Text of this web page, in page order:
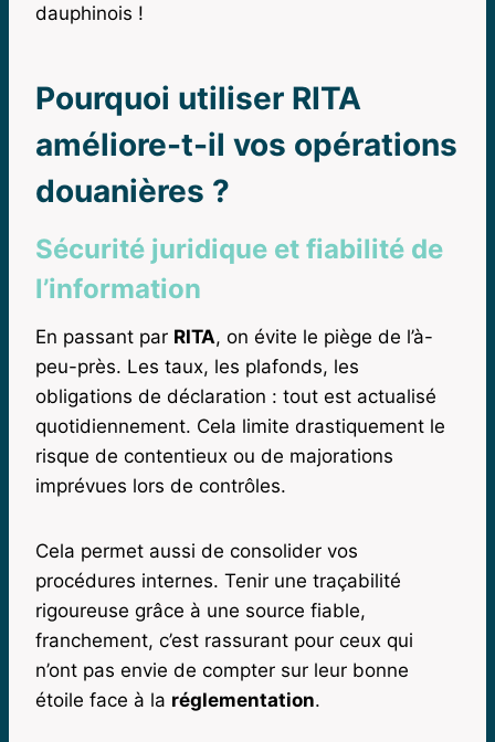
dauphinois !
Pourquoi utiliser RITA
améliore-t-il vos opérations
douanières ?
Sécurité juridique et fiabilité de
l’information
En passant par RITA, on évite le piège de l’à-
peu-près. Les taux, les plafonds, les
obligations de déclaration : tout est actualisé
quotidiennement. Cela limite drastiquement le
risque de contentieux ou de majorations
imprévues lors de contrôles.
Cela permet aussi de consolider vos
procédures internes. Tenir une traçabilité
rigoureuse grâce à une source fiable,
franchement, c’est rassurant pour ceux qui
n’ont pas envie de compter sur leur bonne
étoile face à la réglementation.